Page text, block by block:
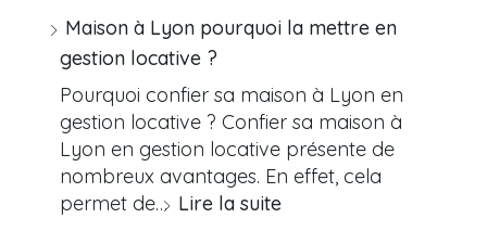
Maison à Lyon pourquoi la mettre en
gestion locative ?
Pourquoi confier sa maison à Lyon en
gestion locative ? Confier sa maison à
Lyon en gestion locative présente de
nombreux avantages. En effet, cela
permet de… Lire la suite